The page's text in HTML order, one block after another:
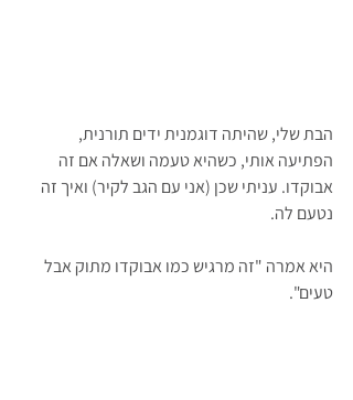
הבת שלי, שהיתה דוגמנית ידים תורנית,
הפתיעה אותי, כשהיא טעמה ושאלה אם זה
אבוקדו. עניתי שכן (אני עם הגב לקיר) ואיך זה
נטעם לה.
היא אמרה "זה מרגיש כמו אבוקדו מתוק אבל
טעים".